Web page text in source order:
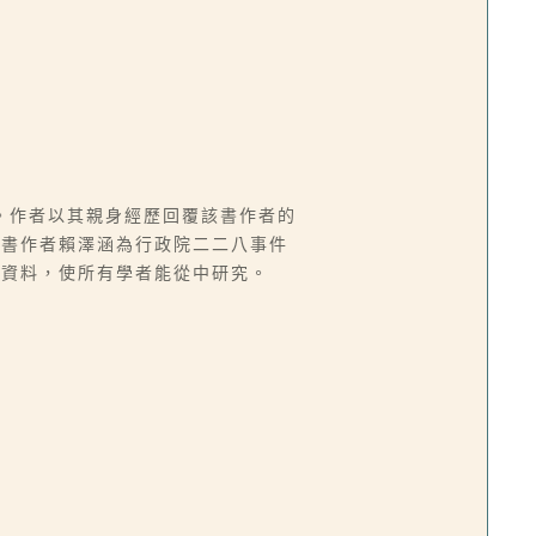
者以其親身經歷回覆該書作者的
作者賴澤涵為行政院二二八事件
料，使所有學者能從中研究。